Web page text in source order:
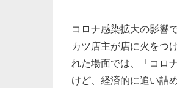
コロナ感染拡大の影響
カツ店主が店に火をつ
れた場面では、「コロ
けど、経済的に追い詰